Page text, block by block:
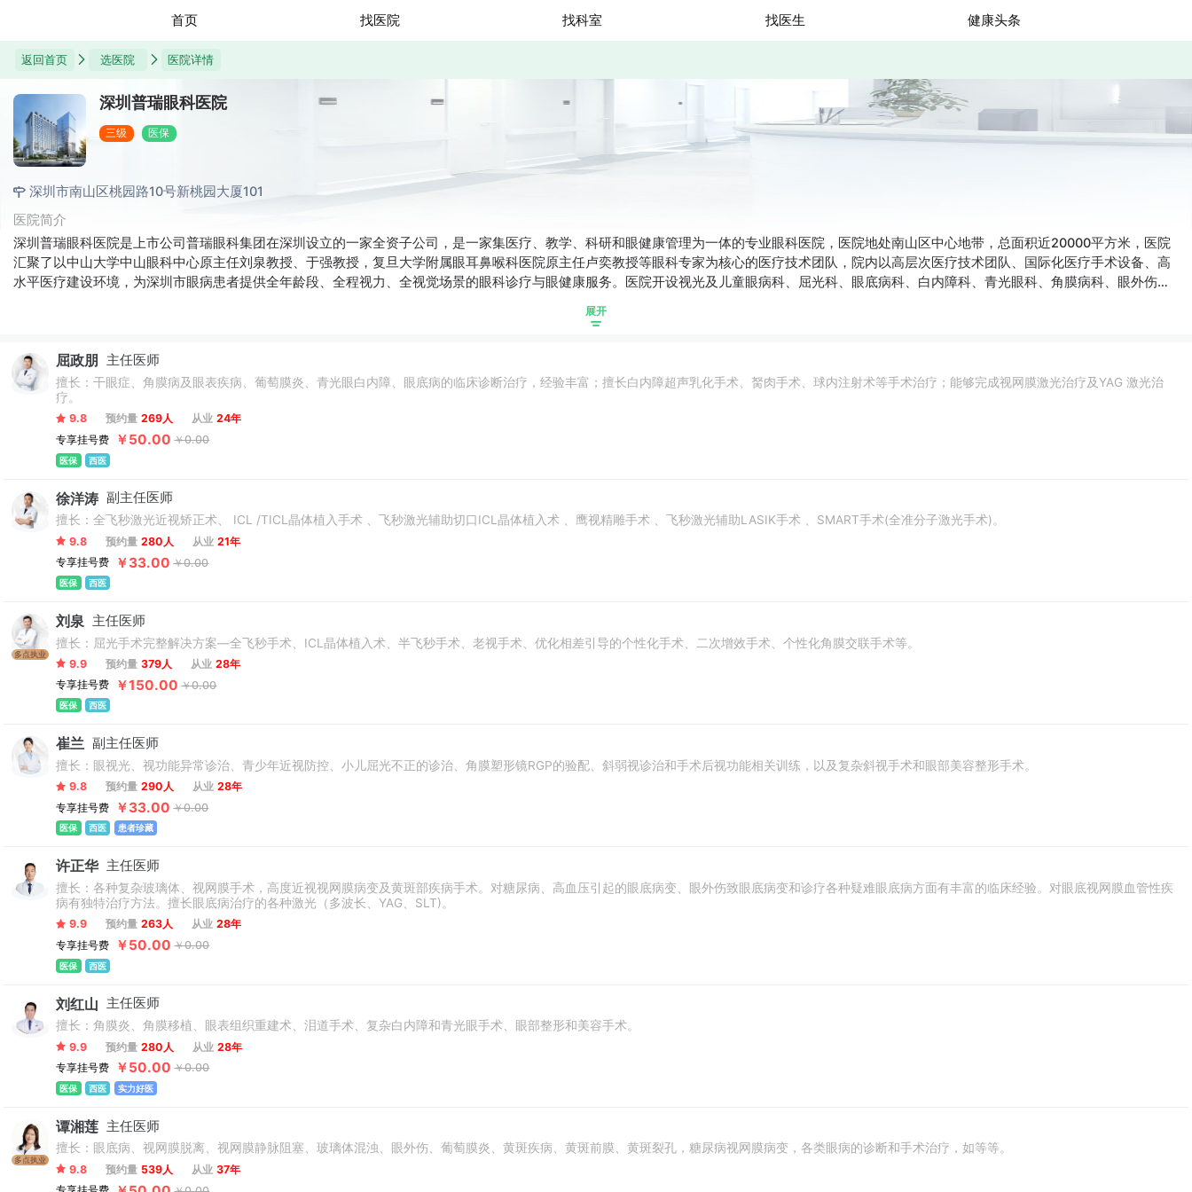
首页 找医院 找科室 找医生 健康头条
返回首页 选医院 医院详情
深圳普瑞眼科医院
三级 医保
深圳市南山区桃园路10号新桃园大厦101
医院简介
深圳普瑞眼科医院是上市公司普瑞眼科集团在深圳设立的一家全资子公司，是一家集医疗、教学、科研和眼健康管理为一体的专业眼科医院，医院地处南山区中心地带，总面积近20000平方米，医院
汇聚了以中山大学中山眼科中心原主任刘泉教授、于强教授，复旦大学附属眼耳鼻喉科医院原主任卢奕教授等眼科专家为核心的医疗技术团队，院内以高层次医疗技术团队、国际化医疗手术设备、高
水平医疗建设环境，为深圳市眼病患者提供全年龄段、全程视力、全视觉场景的眼科诊疗与眼健康服务。医院开设视光及儿童眼病科、屈光科、眼底病科、白内障科、青光眼科、角膜病科、眼外伤及
和医学验光配镜等，为粤港澳大湾区的患者提供全方位更优质的眼健康医疗解决方案，推动健康中国眼健康事业的高质量发展。
展开
屈政朋 主任医师
擅长：干眼症、角膜病及眼表疾病、葡萄膜炎、青光眼白内障、眼底病的临床诊断治疗，经验丰富；擅长白内障超声乳化手术、胬肉手术、球内注射术等手术治疗；能够完成视网膜激光治疗及YAG 激光治
疗。
9.8 预约量 269人 从业 24年
专享挂号费
￥50.00 ￥0.00
医保 西医
徐洋涛 副主任医师
擅长：全飞秒激光近视矫正术、 ICL /TICL晶体植入手术 、飞秒激光辅助切口ICL晶体植入术 、鹰视精雕手术 、飞秒激光辅助LASIK手术 、SMART手术(全准分子激光手术)。
9.8 预约量 280人 从业 21年
专享挂号费
￥33.00 ￥0.00
医保 西医
多点执业
刘泉 主任医师
擅长：屈光手术完整解决方案—全飞秒手术、ICL晶体植入术、半飞秒手术、老视手术、优化相差引导的个性化手术、二次增效手术、个性化角膜交联手术等。
9.9 预约量 379人 从业 28年
专享挂号费
￥150.00 ￥0.00
医保 西医
崔兰 副主任医师
擅长：眼视光、视功能异常诊治、青少年近视防控、小儿屈光不正的诊治、角膜塑形镜RGP的验配、斜弱视诊治和手术后视功能相关训练，以及复杂斜视手术和眼部美容整形手术。
9.8 预约量 290人 从业 28年
专享挂号费
￥33.00 ￥0.00
医保 西医 患者珍藏
许正华 主任医师
擅长：各种复杂玻璃体、视网膜手术，高度近视视网膜病变及黄斑部疾病手术。对糖尿病、高血压引起的眼底病变、眼外伤致眼底病变和诊疗各种疑难眼底病方面有丰富的临床经验。对眼底视网膜血管性疾
病有独特治疗方法。擅长眼底病治疗的各种激光（多波长、YAG、SLT)。
9.9 预约量 263人 从业 28年
专享挂号费
￥50.00 ￥0.00
医保 西医
刘红山 主任医师
擅长：角膜炎、角膜移植、眼表组织重建术、泪道手术、复杂白内障和青光眼手术、眼部整形和美容手术。
9.9 预约量 280人 从业 28年
专享挂号费
￥50.00 ￥0.00
医保 西医 实力好医
多点执业
谭湘莲 主任医师
擅长：眼底病、视网膜脱离、视网膜静脉阻塞、玻璃体混浊、眼外伤、葡萄膜炎、黄斑疾病、黄斑前膜、黄斑裂孔，糖尿病视网膜病变，各类眼病的诊断和手术治疗，如等等。
9.8 预约量 539人 从业 37年